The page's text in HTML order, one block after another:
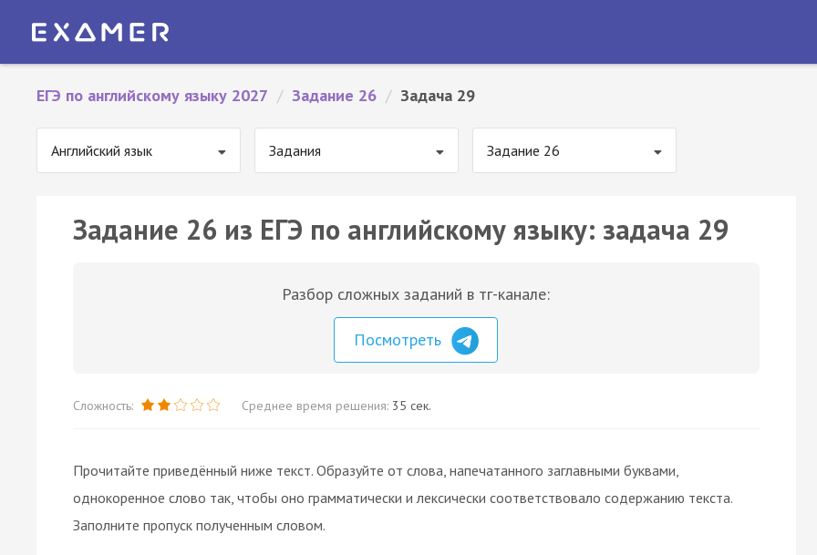
ЕГЭ по английскому языку 2027 / Задание 26 / Задача 29
Английский язык Задания Задание 26
Задание 26 из ЕГЭ по английскому языку: задача 29
Разбор сложных заданий в тг-канале:
Посмотреть
Сложность: Среднее время решения: 35 сек.
Прочитайте приведённый ниже текст. Образуйте от слова, напечатанного заглавными буквами,
однокоренное слово так, чтобы оно грамматически и лексически соответствовало содержанию текста.
Заполните пропуск полученным словом.